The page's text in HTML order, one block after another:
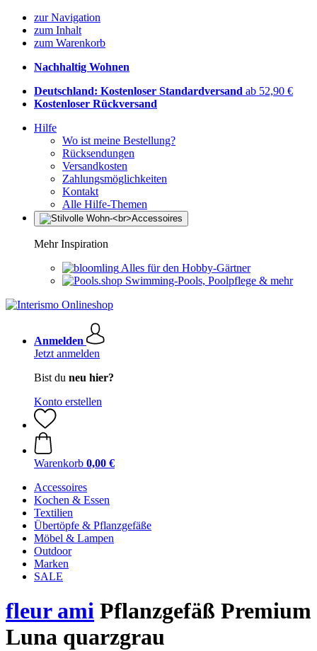
zur Navigation
zum Inhalt
zum Warenkorb
Nachhaltig Wohnen
Deutschland: Kostenloser Standardversand ab 52,90 €
Kostenloser Rückversand
Hilfe
Wo ist meine Bestellung?
Rücksendungen
Versandkosten
Zahlungsmöglichkeiten
Kontakt
Alle Hilfe-Themen
Mehr Inspiration
Alles für den Hobby-Gärtner
Swimming-Pools, Poolpflege & mehr
Anmelden
Jetzt anmelden
Bist du neu hier?
Konto erstellen
Warenkorb 0,00 €
Accessoires
Kochen & Essen
Textilien
Übertöpfe & Pflanzgefäße
Möbel & Lampen
Outdoor
Marken
SALE
fleur ami Pflanzgefäß Premium
Luna quarzgrau